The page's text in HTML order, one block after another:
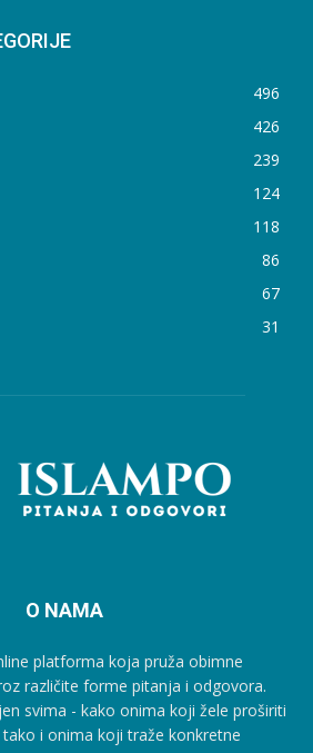
496
426
239
124
118
86
67
31
O NAMA
platforma koja pruža obimne
različite forme pitanja i odgovora.
svima - kako onima koji žele proširiti
i onima koji traže konkretne